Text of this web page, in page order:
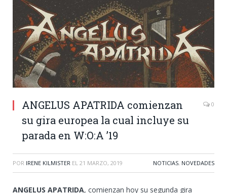
ANGELUS APATRIDA comienzan
su gira europea la cual incluye su
parada en W:O:A ’19
0
POR IRENE KILMISTER EL 21 MARZO, 2019 NOTICIAS, NOVEDADES
ANGELUS APATRIDA, comienzan hoy su segunda gira